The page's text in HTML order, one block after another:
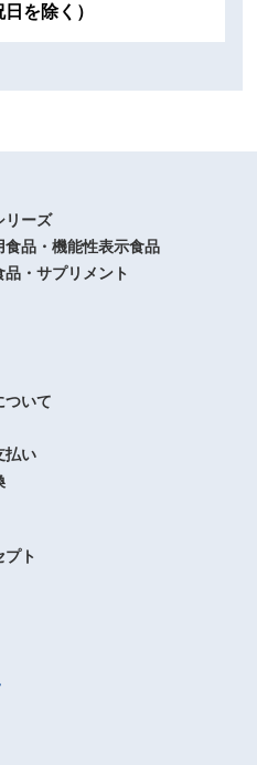
を除く）
リーズ
食品・機能性表示食品
品・サプリメント
ついて
払い
プト